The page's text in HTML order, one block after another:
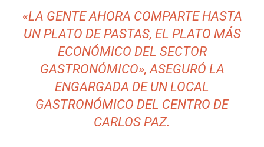
«LA GENTE AHORA COMPARTE HASTA
UN PLATO DE PASTAS, EL PLATO MÁS
ECONÓMICO DEL SECTOR
GASTRONÓMICO», ASEGURÓ LA
ENGARGADA DE UN LOCAL
GASTRONÓMICO DEL CENTRO DE
CARLOS PAZ.